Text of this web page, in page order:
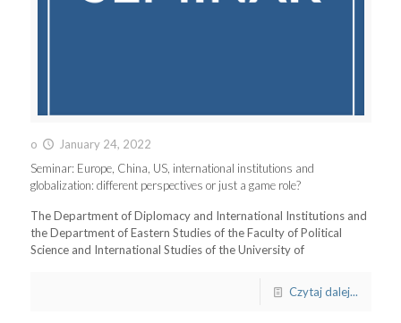
o
January 24, 2022
Seminar: Europe, China, US, international institutions and
globalization: different perspectives or just a game role?
The Department of Diplomacy and International Institutions and
the Department of Eastern Studies of the Faculty of Political
Science and International Studies of the University of
Czytaj dalej...